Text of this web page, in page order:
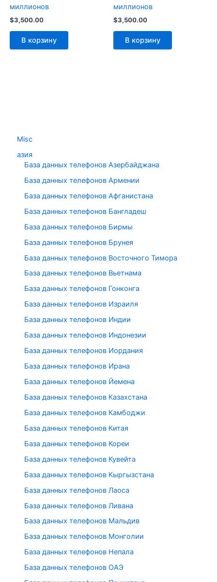
Misc
азия
База данных телефонов Азербайджана
База данных телефонов Армении
База данных телефонов Афганистана
База данных телефонов Бангладеш
База данных телефонов Бирмы
База данных телефонов Брунея
База данных телефонов Восточного Тимора
База данных телефонов Вьетнама
База данных телефонов Гонконга
База данных телефонов Израиля
База данных телефонов Индии
База данных телефонов Индонезии
База данных телефонов Иордания
База данных телефонов Ирана
База данных телефонов Йемена
База данных телефонов Казахстана
База данных телефонов Камбоджи
База данных телефонов Китая
База данных телефонов Кореи
База данных телефонов Кувейта
База данных телефонов Кыргызстана
База данных телефонов Лаоса
База данных телефонов Ливана
База данных телефонов Мальдив
База данных телефонов Монголии
База данных телефонов Непала
База данных телефонов ОАЭ
миллионов
$3,500.00
В корзину
миллионов
$3,500.00
В корзину